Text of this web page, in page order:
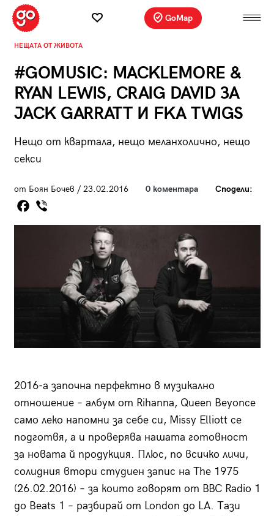
GoMap
НЕЩАТА ОТ ЖИВОТА
#GOMUSIC: MACKLEMORE &
RYAN LEWIS, CRAIG DAVID ЗА
JACK GARRATT И FKA TWIGS
Нещо от квартала, нещо меланхолично, нещо
секси
от Боян Бочев / 23.02.2016 0 коментара Сподели:
2016-а започна перфектно в музикално
отношение – албум от Rihanna, Queen Beyonce
само леко напомни за себе си, Missy Elliott се
подготвя, а и проверява нашата готовност
за новата й продукция. Плюс, по всичко личи,
солидния втори студиен запис на The 1975
(26.02.2016) – за които говорят от BBC Radio 1
до Beats 1 – разбирай от London до LA. Тази